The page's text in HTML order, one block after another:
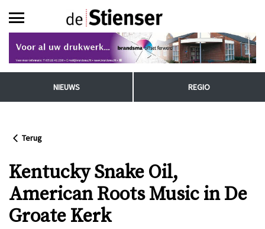
NIEUWS REGIO
Terug
Kentucky Snake Oil,
American Roots Music in De
Groate Kerk